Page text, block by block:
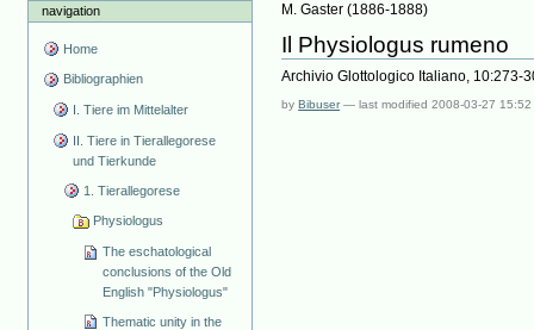
navigation
Home
Bibliographien
I. Tiere im Mittelalter
II. Tiere in Tierallegorese
und Tierkunde
1. Tierallegorese
Physiologus
The eschatological
conclusions of the Old
English "Physiologus"
Thematic unity in the
M. Gaster (1886-1888)
Il Physiologus rumeno
Archivio Glottologico Italiano, 10:273-
byBibuser —last modified2008-03-27 15:52